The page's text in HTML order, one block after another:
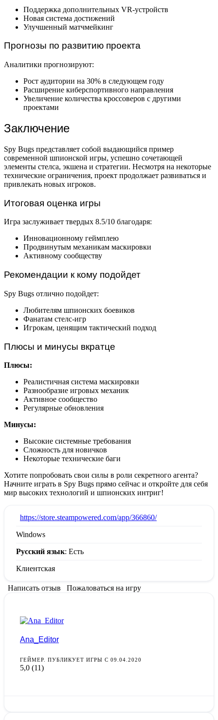
Поддержка дополнительных VR-устройств
Новая система достижений
Улучшенный матчмейкинг
Прогнозы по развитию проекта
Аналитики прогнозируют:
Рост аудитории на 30% в следующем году
Расширение киберспортивного направления
Увеличение количества кроссоверов с другими
проектами
Заключение
Spy Bugs представляет собой выдающийся пример
современной шпионской игры, успешно сочетающей
элементы стелса, экшена и стратегии. Несмотря на некоторые
технические ограничения, проект продолжает развиваться и
привлекать новых игроков.
Итоговая оценка игры
Игра заслуживает твердых 8.5/10 благодаря:
Инновационному геймплею
Продвинутым механикам маскировки
Активному сообществу
Рекомендации к кому подойдет
Spy Bugs отлично подойдет:
Любителям шпионских боевиков
Фанатам стелс-игр
Игрокам, ценящим тактический подход
Плюсы и минусы вкратце
Плюсы:
Реалистичная система маскировки
Разнообразие игровых механик
Активное сообщество
Регулярные обновления
Минусы:
Высокие системные требования
Сложность для новичков
Некоторые технические баги
Хотите попробовать свои силы в роли секретного агента?
Начните играть в Spy Bugs прямо сейчас и откройте для себя
мир высоких технологий и шпионских интриг!
https://store.steampowered.com/app/366860/
Windows
Русский язык: Есть
Клиентская
Написать отзыв Пожаловаться на игру
Ana_Editor
ГЕЙМЕР. ПУБЛИКУЕТ ИГРЫ С 09.04.2020
5,0 (11)